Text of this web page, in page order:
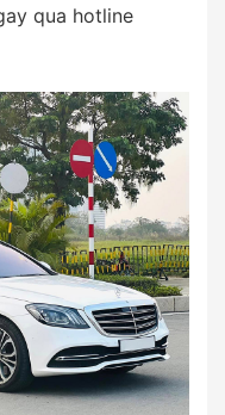
qua hotline